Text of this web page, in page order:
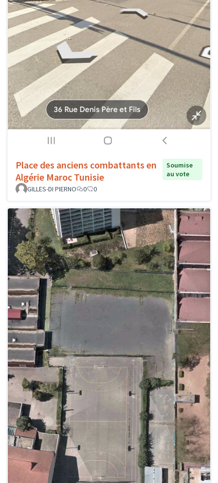
Place des anciens combattants en
Algérie Maroc Tunisie
Soumise
au vote
GILLES-DI PIERNO
0 0